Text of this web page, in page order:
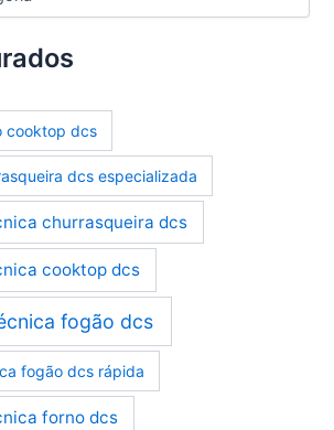
cooktop dcs
dcs especializada
churrasqueira dcs
cooktop dcs
fogão dcs
fogão dcs rápida
forno dcs